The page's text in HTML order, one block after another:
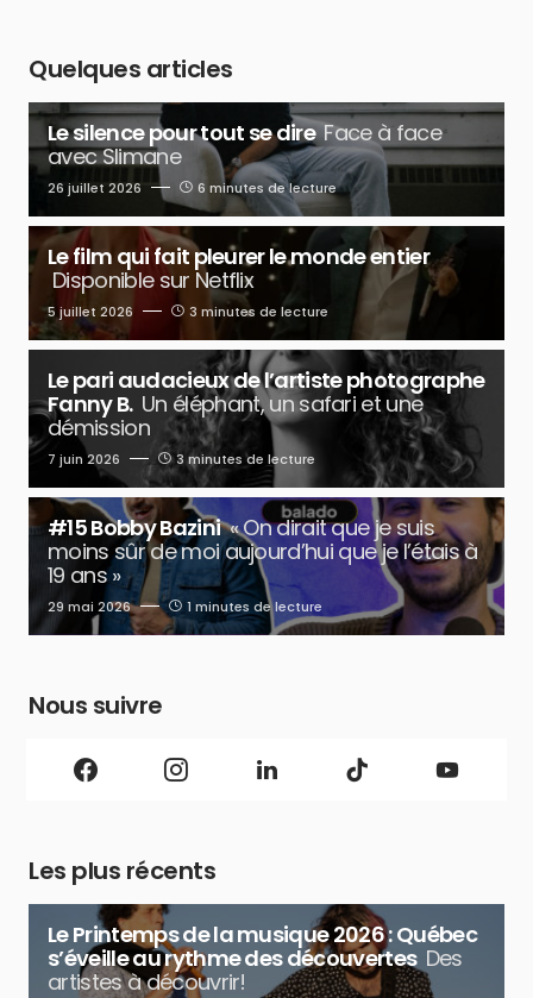
Quelques articles
Le silence pour tout se dire Face à face
avec Slimane
26 juillet 2026 6 minutes de lecture
Le film qui fait pleurer le monde entier
Disponible sur Netflix
5 juillet 2026 3 minutes de lecture
Le pari audacieux de l’artiste photographe
Fanny B. Un éléphant, un safari et une
démission
7 juin 2026 3 minutes de lecture
#15 Bobby Bazini « On dirait que je suis
moins sûr de moi aujourd’hui que je l’étais à
19 ans »
29 mai 2026 1 minutes de lecture
Nous suivre
Les plus récents
Le Printemps de la musique 2026 : Québec
s’éveille au rythme des découvertes Des
artistes à découvrir!